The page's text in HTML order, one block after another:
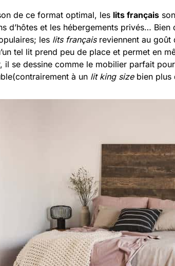
de ce format optimal, les lits français
d’hôtes et les hébergements privés… Bien
les lits françaisreviennent au goût
tel lit prend peu de place et permet en
il se dessine comme le mobilier parfait
à un lit king sizebien plus